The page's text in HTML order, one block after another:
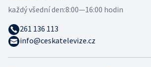
každý všední den:8:00—16:00 hodin
261 136 113
info@ceskatelevize.cz